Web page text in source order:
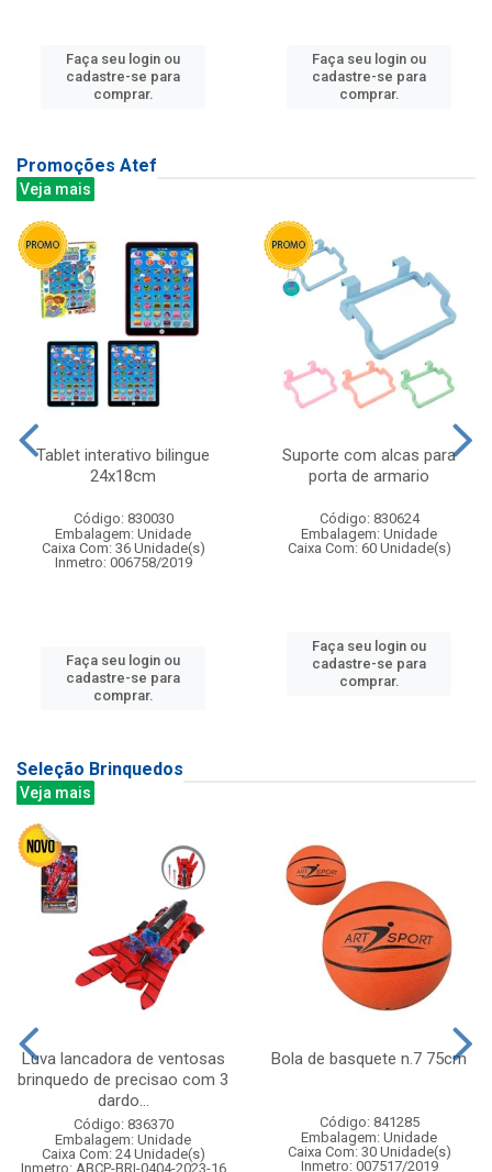
Faça seu login ou
cadastre-se para
comprar.
Faça seu login ou
cadastre-se para
comprar.
Promoções Atef
Veja mais
Tablet interativo bilingue
24x18cm
Código: 830030
Embalagem: Unidade
Caixa Com: 36 Unidade(s)
Inmetro: 006758/2019
Faça seu login ou
cadastre-se para
comprar.
Suporte com alcas para
porta de armario
Código: 830624
Embalagem: Unidade
Caixa Com: 60 Unidade(s)
Faça seu login ou
cadastre-se para
comprar.
Seleção Brinquedos
Veja mais
Luva lancadora de ventosas
brinquedo de precisao com 3
dardo...
Código: 836370
Embalagem: Unidade
Caixa Com: 24 Unidade(s)
Inmetro: ABCP-BRI-0404-2023-16
Bola de basquete n.7 75cm
Código: 841285
Embalagem: Unidade
Caixa Com: 30 Unidade(s)
Inmetro: 007517/2019